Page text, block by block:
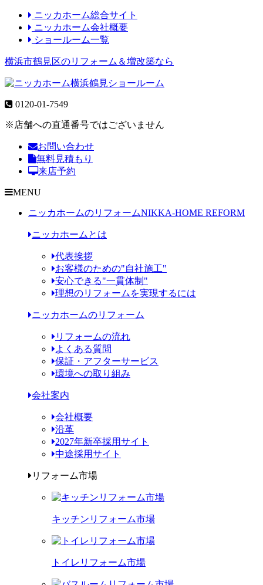
ニッカホーム総合サイト
ニッカホーム会社概要
ショールーム一覧
横浜市鶴見区のリフォーム＆増改築なら
0120-01-7549
※店舗への直通番号ではございません
お問い合わせ
無料見積もり
来店予約
MENU
ニッカホームのリフォームNIKKA-HOME REFORM
ニッカホームとは
代表挨拶
お客様のための"自社施工"
安心できる"一貫体制"
理想のリフォームを実現するには
ニッカホームのリフォーム
リフォームの流れ
よくある質問
保証・アフターサービス
環境への取り組み
会社案内
会社概要
沿革
2027年新卒採用サイト
中途採用サイト
リフォーム市場
キッチンリフォーム市場
トイレリフォーム市場